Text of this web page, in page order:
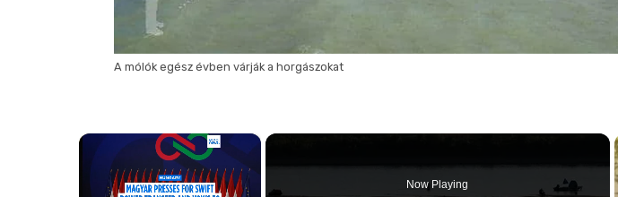
A mólók egész évben várják a horgászokat
×
Now Playing